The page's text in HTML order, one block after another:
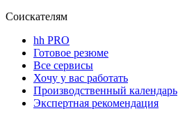
Соискателям
hh PRO
Готовое резюме
Все сервисы
Хочу у вас работать
Производственный календарь
Экспертная рекомендация